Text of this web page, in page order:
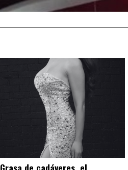
Grasa de cadáveres, el